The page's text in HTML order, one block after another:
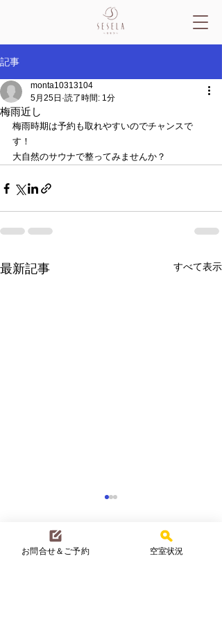
記事
梅雨近し
monta10313104
5月25日 読了時間: 1分
梅雨時期は予約も取れやすいのでチャンスで
す！
大自然のサウナで整ってみませんか？
最新記事 すべて表示
コメント
お問合せ＆ご予約 空室状況